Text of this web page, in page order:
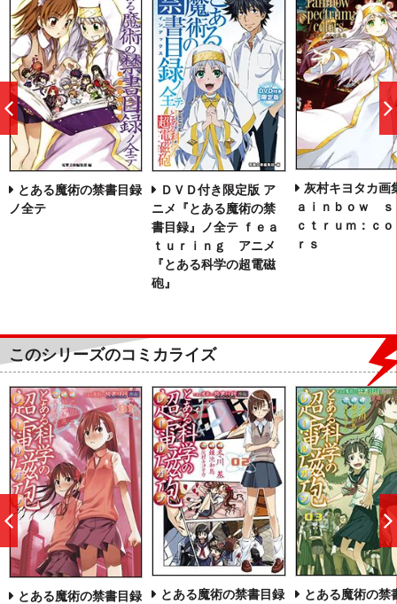
とある魔術の禁書目録
ノ全テ
ＤＶＤ付き限定版 ア
ニメ『とある魔術の禁
書目録』ノ全テ ｆｅａ
ｔｕｒｉｎｇ アニメ
『とある科学の超電磁
砲』
灰村キヨタカ画
ａｉｎｂｏｗ ｓ
ｃｔｒｕｍ：ｃ
ｒｓ
前
へ
このシリーズのコミカライズ
とある魔術の禁書目録
とある魔術の禁書目録
とある魔術の禁
前
へ